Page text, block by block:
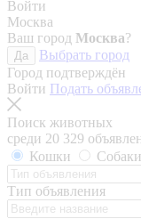
Войти
Москва
Ваш город Москва?
Да
Выбрать город
Город подтверждён
Войти Подать
Поиск животных
среди 20 329
Кошки
Собаки
Тип объявления